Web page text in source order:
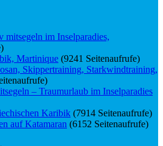
im Inselparadies,
Martinique (9241 Seitenaufrufe)
Skippertraining, Starkwindtraining,
– Traumurlaub im Inselparadies
Karibik (7914 Seitenaufrufe)
auf Katamaran (6152 Seitenaufrufe)